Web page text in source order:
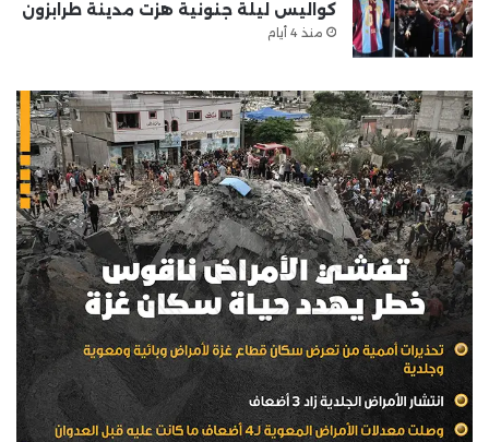
كواليس ليلة جنونية هزت مدينة طرابزون
منذ 4 أيام